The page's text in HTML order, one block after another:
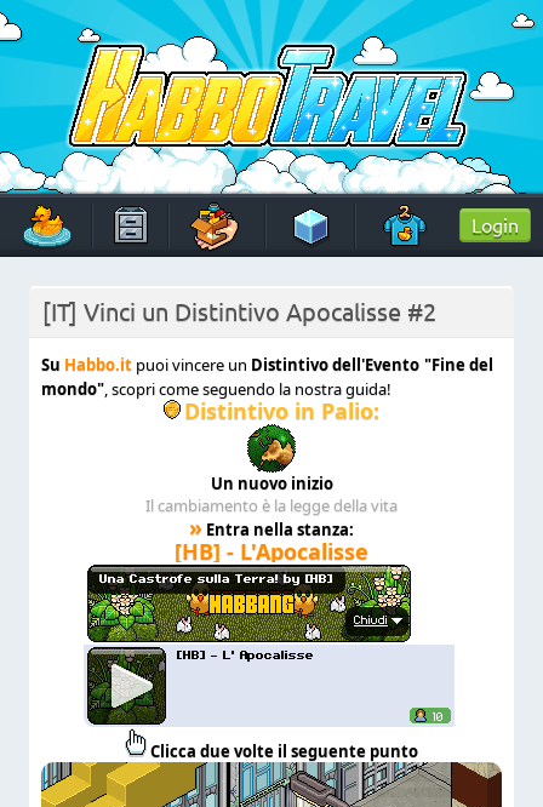
Skip
to
content
HabboTravel
Un viaggio di pixel!
Login
[IT] Vinci un Distintivo Apocalisse #2
Su Habbo.it puoi vincere un Distintivo dell'Evento "Fine del
mondo", scopri come seguendo la nostra guida!
Distintivo in Palio:
Un nuovo inizio
Il cambiamento è la legge della vita
» Entra nella stanza:
[HB] - L'Apocalisse
Clicca due volte il seguente punto